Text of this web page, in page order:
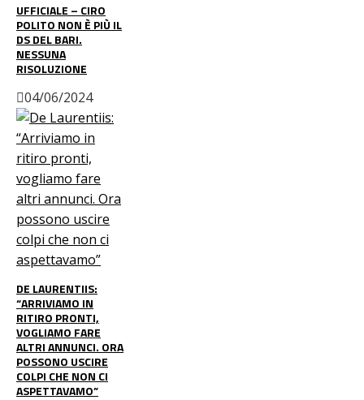
UFFICIALE – CIRO
POLITO NON È PIÙ IL
DS DEL BARI.
NESSUNA
RISOLUZIONE
04/06/2024
DE LAURENTIIS:
“ARRIVIAMO IN
RITIRO PRONTI,
VOGLIAMO FARE
ALTRI ANNUNCI. ORA
POSSONO USCIRE
COLPI CHE NON CI
ASPETTAVAMO”